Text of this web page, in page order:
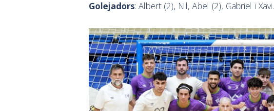
Golejadors: Albert (2), Nil, Abel (2), Gabriel i Xavi.